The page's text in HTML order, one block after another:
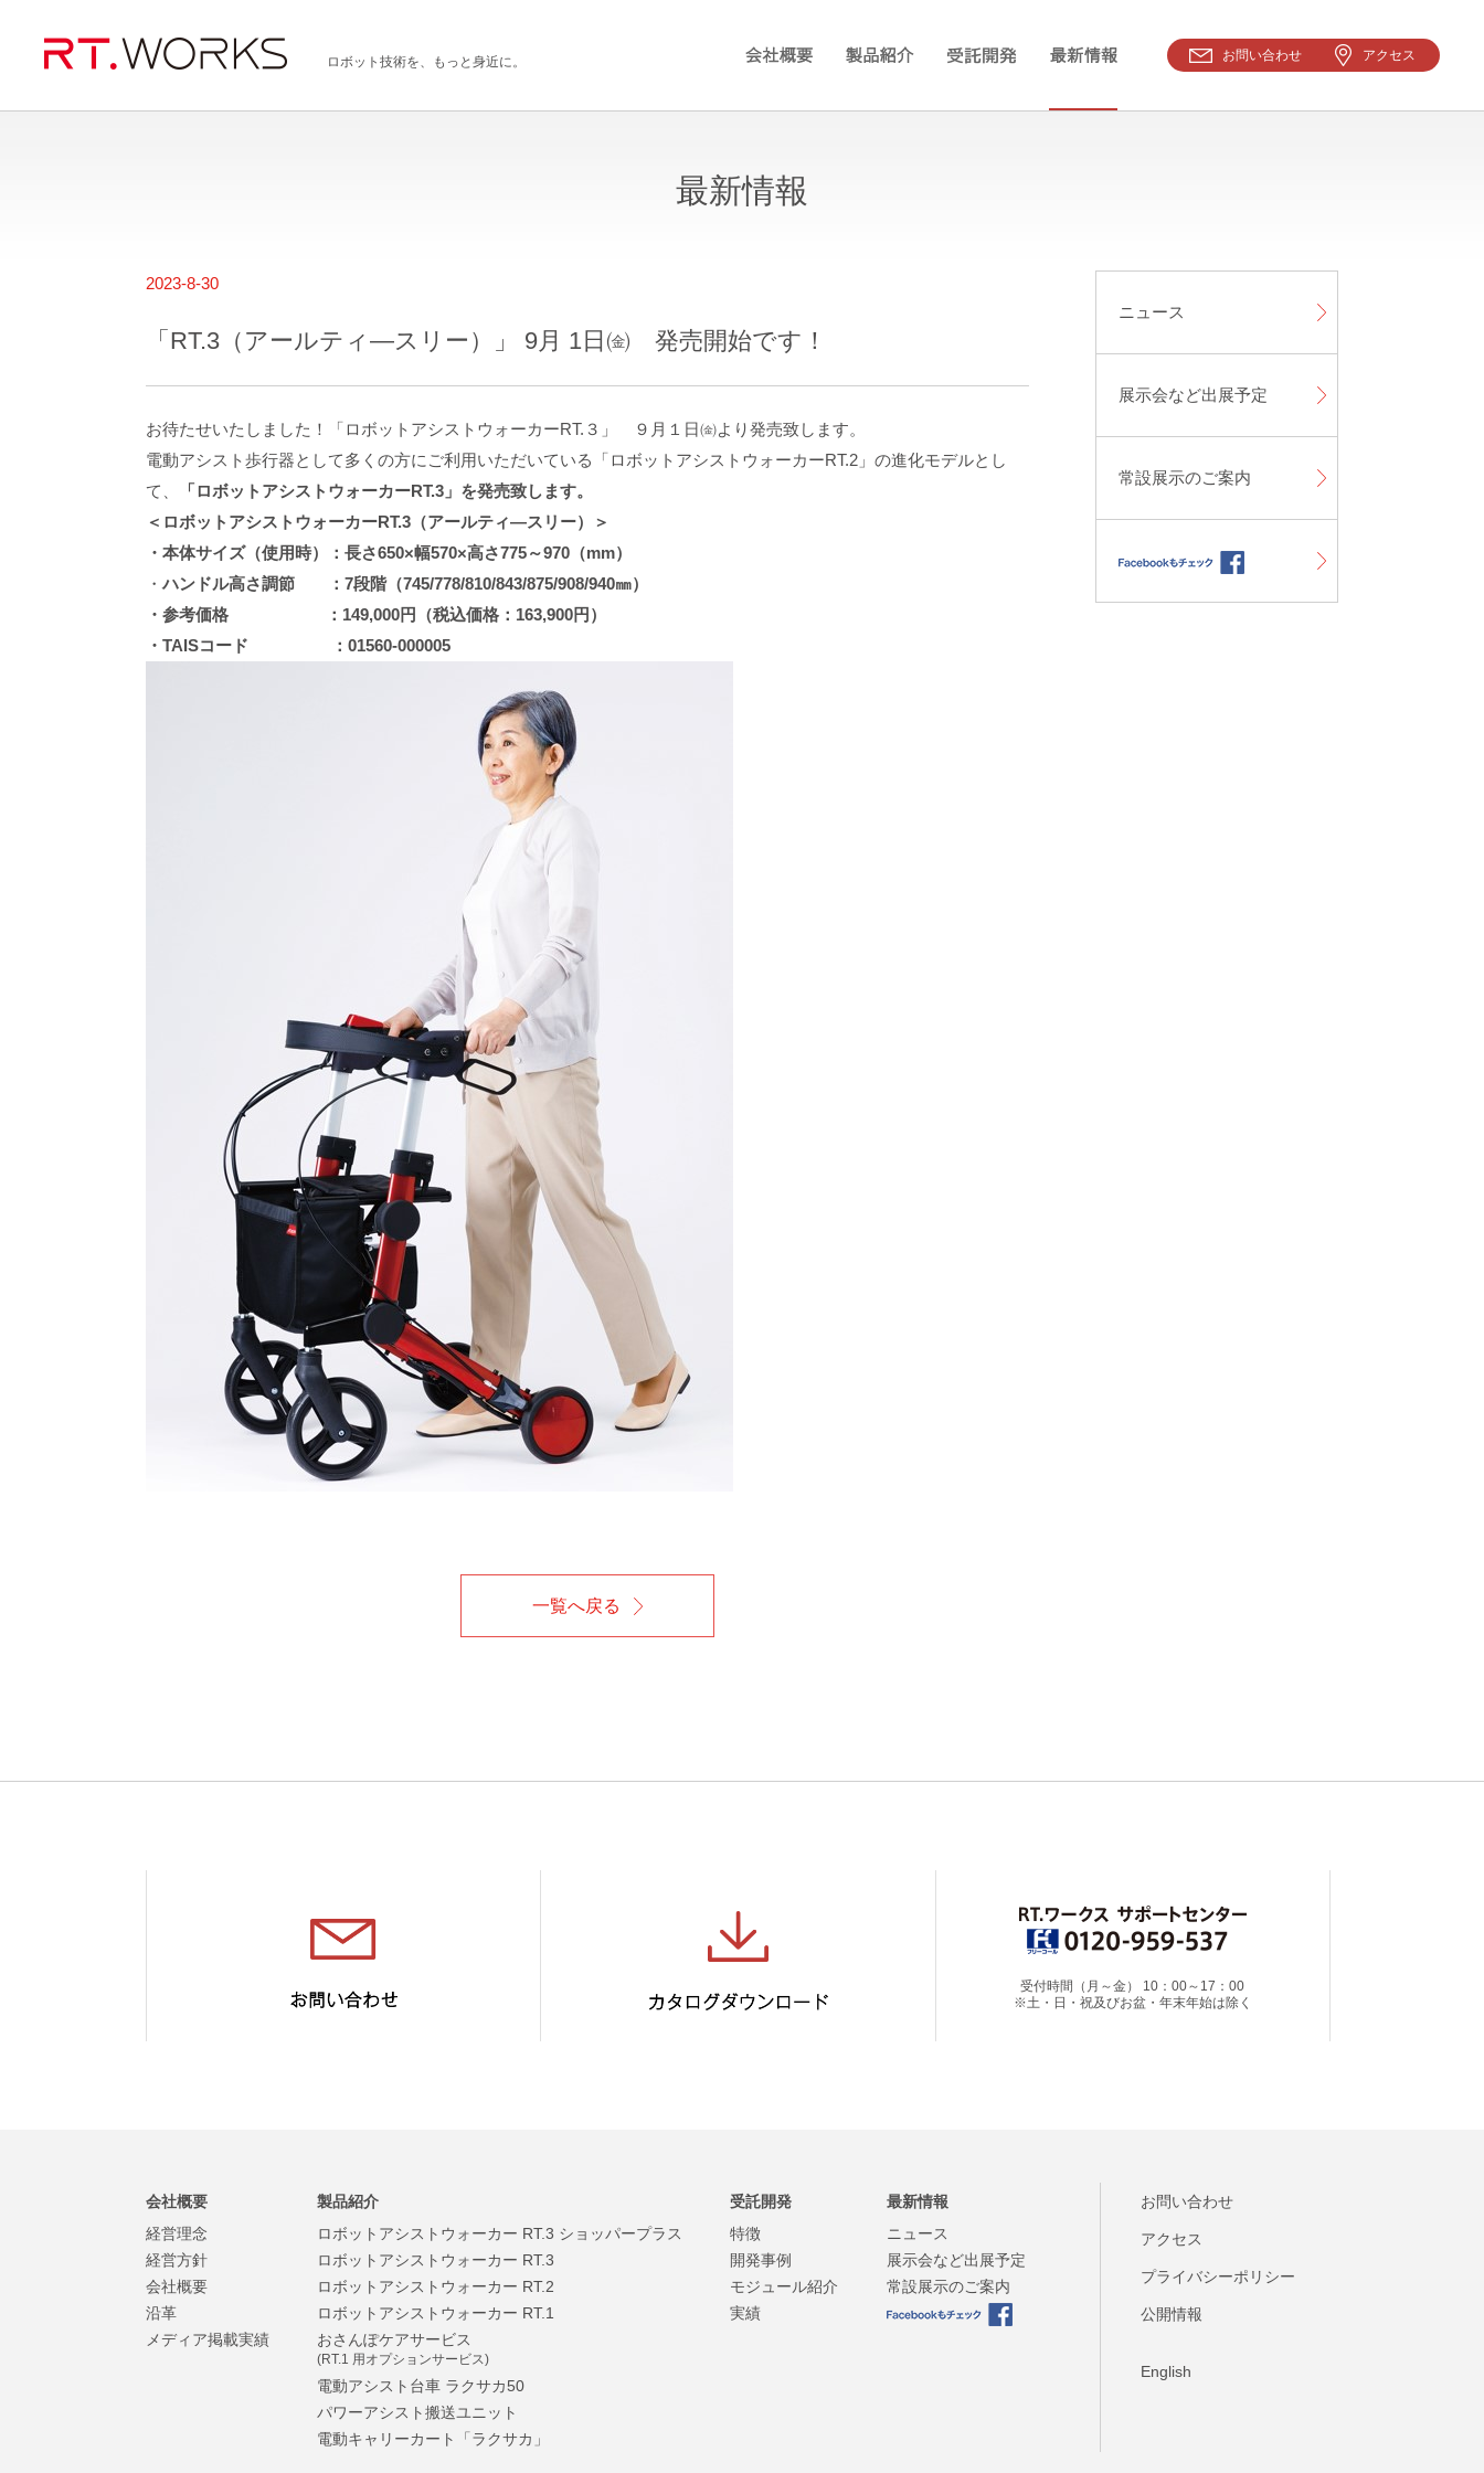
ロボット技術を、もっと身近に。 お問い合わせ アクセス
最新情報
2023-8-30
「RT.3（アールティ―スリー）」 9月 1日㈮ 発売開始です！
お待たせいたしました！「ロボットアシストウォーカーRT.３」 ９月１日㈮より発売致します。
電動アシスト歩行器として多くの方にご利用いただいている「ロボットアシストウォーカーRT.2」の進化モデルとし
て、
「ロボットアシストウォーカーRT.3」を発売致します。
＜ロボットアシストウォーカーRT.3 （アールティ―スリー）＞
・本体サイズ（使用時）：長さ650×幅570×高さ775～970（mm）
・ハンドル高さ調節 ：7段階（745/778/810/843/875/908/940㎜）
・参考価格 ：149,000円（税込価格：163,900円）
・TAISコード ：01560-000005
一覧へ戻る
ニュース
展示会など出展予定
常設展示のご案内
受付時間（月～金） 10：00～17：00
※土・日・祝及びお盆・年末年始は除く
会社概要
経営理念
経営方針
会社概要
沿革
メディア掲載実績
製品紹介
ロボットアシストウォーカー RT.3 ショッパープラス
ロボットアシストウォーカー RT.3
ロボットアシストウォーカー RT.2
ロボットアシストウォーカー RT.1
おさんぽケアサービス
(RT.1 用オプションサービス)
電動アシスト台車 ラクサカ50
パワーアシスト搬送ユニット
電動キャリーカート「ラクサカ」
受託開発
特徴
開発事例
モジュール紹介
実績
最新情報
ニュース
展示会など出展予定
常設展示のご案内
お問い合わせ
アクセス
プライバシーポリシー
公開情報
English